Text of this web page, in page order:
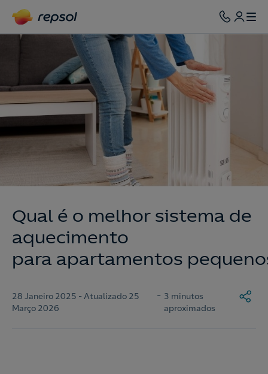
Qual é o melhor sistema de
aquecimento
para apartamentos
28 Janeiro 2025 - Atualizado 25
Março 2026
- 3 minutos
aproximados